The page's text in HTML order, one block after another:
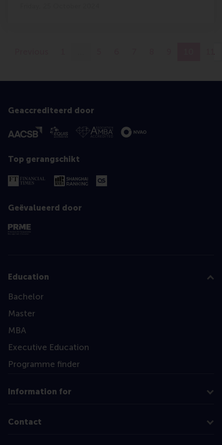
11
Geaccrediteerd door
Top gerangschikt
Geëvalueerd door
Education
Bachelor
Master
MBA
Executive Education
Programme finder
Information for
Contact